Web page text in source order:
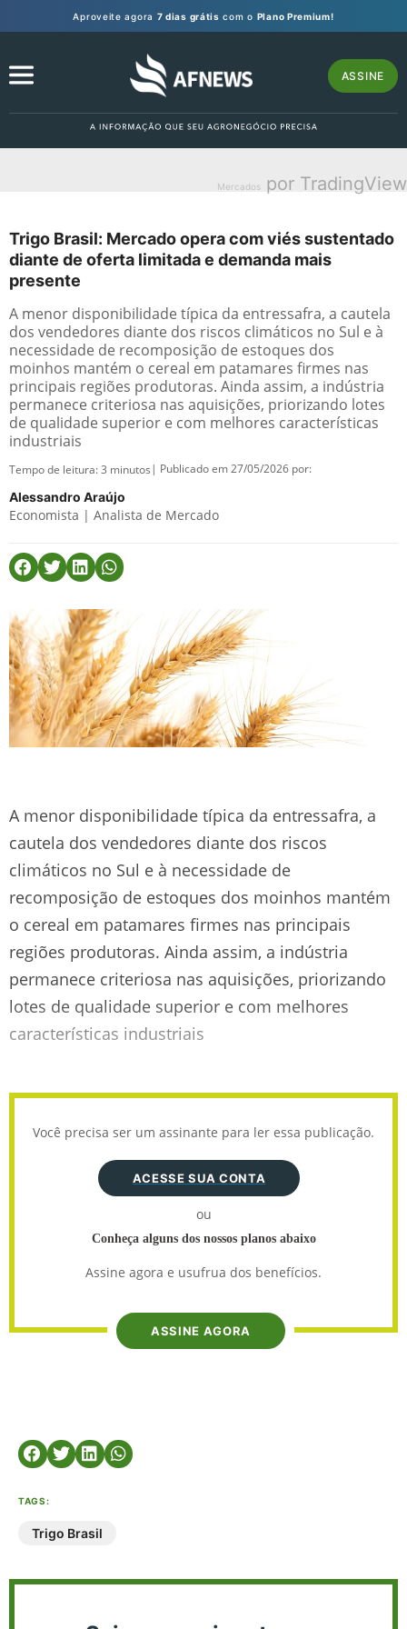
Aproveite agora 7 dias grátis com o Plano Premium!
ASSINE
Mercados por TradingView
Trigo Brasil: Mercado opera com viés sustentado
diante de oferta limitada e demanda mais
presente
A menor disponibilidade típica da entressafra, a cautela
dos vendedores diante dos riscos climáticos no Sul e à
necessidade de recomposição de estoques dos
moinhos mantém o cereal em patamares firmes nas
principais regiões produtoras. Ainda assim, a indústria
permanece criteriosa nas aquisições, priorizando lotes
de qualidade superior e com melhores características
industriais
Tempo de leitura:3 minutos | Publicado em 27/05/2026 por:
Alessandro Araújo
Economista | Analista de Mercado
A menor disponibilidade típica da entressafra, a
cautela dos vendedores diante dos riscos
climáticos no Sul e à necessidade de
recomposição de estoques dos moinhos mantém
o cereal em patamares firmes nas principais
regiões produtoras. Ainda assim, a indústria
permanece criteriosa nas aquisições, priorizando
lotes de qualidade superior e com melhores
características industriais
Você precisa ser um assinante para ler essa publicação.
ACESSE SUA CONTA
ou
Conheça alguns dos nossos planos abaixo
Assine agora e usufrua dos benefícios.
ASSINE AGORA
TAGS:
Trigo Brasil